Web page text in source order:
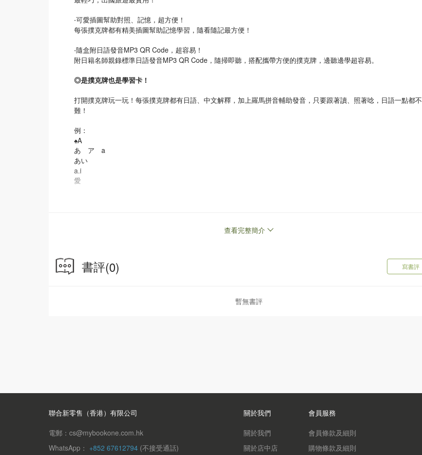
‧可愛插圖幫助對照、記憶，超方便！
每張撲克牌都有精美插圖幫助記憶學習，隨看隨記最方便！
‧隨盒附日語發音MP3 QR Code，超容易！
附日籍名師親錄標準日語發音MP3 QR Code，隨掃即聽，搭配攜帶方便的撲克牌，邊聽邊學超容易。
◎是撲克牌也是學習卡！
打開撲克牌玩一玩！每張撲克牌都有日語、中文解釋，加上羅馬拼音輔助發音，只要跟著讀、照著唸，日語一點都不
難！
例：
♠A
あ ア a
あい
a.i
愛
おめでとう
o.me.de.to.o
撲克牌囊括日語50音「平假名」、「片假名」，以及實用的日語生活單字、打招呼用語，搭配可愛插圖練習，勇敢開
口說，應用最便利！
2.別笑！用羅馬拼音說日語最簡單
每個平假名＋片假名和單字皆用「羅馬拼音」標示如何發音，馬上學馬上說，開口說日語就是這麼簡單！
查看完整簡介
書評(0) 寫書評
暫無書評
聯合新零售（香港）有限公司
電郵：cs@mybookone.com.hk
WhatsApp： +852 67612794 (不接受通話)
關於我們
關於我們
關於店中店
會員服務
會員條款及細則
購物條款及細則